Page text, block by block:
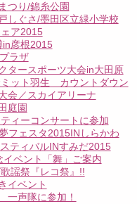
つり/錦糸公園
ぐさ/墨田区立緑小学校
ア2015
彦根2015
ラザ
ースポーツ大会in大田原
ット羽生 カウントダウン
会／スカイアリーナ
庭園
ィーコンサートに参加
フェスタ2015INしらかわ
ティバルINすみだ2015
ベント「舞」ご案内
謡祭『レコ祭』!!
イベント
声隊に参加！